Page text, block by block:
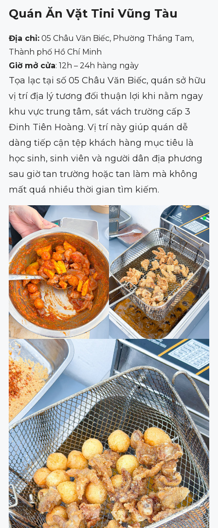
Quán Ăn Vặt Tini Vũng Tàu
Địa chỉ:05 Châu Văn Biếc, Phường Thắng Tam,
Thành phố Hồ Chí Minh
Giờ mở cửa: 12h – 24h hàng ngày
Tọa lạc tại số 05 Châu Văn Biếc, quán sở hữu
vị trí địa lý tương đối thuận lợi khi nằm ngay
khu vực trung tâm, sát vách trường cấp 3
Đinh Tiên Hoàng. Vị trí này giúp quán dễ
dàng tiếp cận tệp khách hàng mục tiêu là
học sinh, sinh viên và người dân địa phương
sau giờ tan trường hoặc tan làm mà không
mất quá nhiều thời gian tìm kiếm.